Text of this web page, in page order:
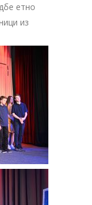
етно
из